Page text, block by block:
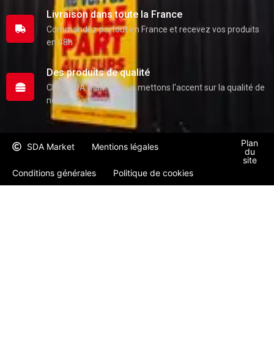
Livraison dans toute la France
Commandez partout en France et recevez vos produits
en 48h
Des produits de qualité
Chez SDA Market nous mettons l'accent sur la qualité de
nos produits
SDA Market Mentions légales
Conditions générales Politique de cookies
Plan
du
site